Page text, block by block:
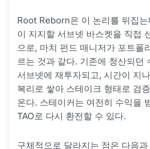
Root Reborn은 이 논리를 뒤집는
이 지지할 서브넷 바스켓을 직접
으로, 마치 펀드 매니저가 포트폴
르는 것과 같다. 기존에 청산되던
서브넷에 재투자되고, 시간이 지
복리로 쌓아 스테이크 형태로 검
온다. 스테이커는 여전히 수익을
TAO로 다시 환전할 수 있다.
구체적으로 달라지는 점은 다음과